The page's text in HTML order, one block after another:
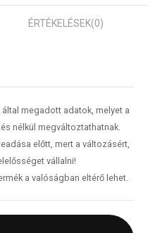
ÉRTÉKELÉSEK(0)
megadott adatok, melyet a
nélkül megváltoztathatnak.
előtt, mert a változásért,
vállalni!
a valóságban eltérő lehet.